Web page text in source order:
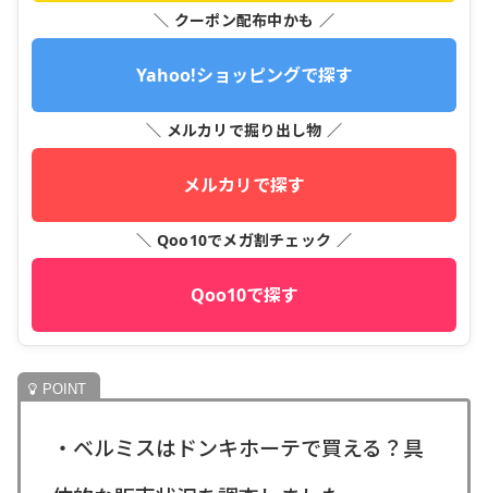
＼ クーポン配布中かも ／
Yahoo!ショッピングで探す
＼ メルカリで掘り出し物 ／
メルカリで探す
＼ Qoo10でメガ割チェック ／
Qoo10で探す
・ベルミスはドンキホーテで買える？具